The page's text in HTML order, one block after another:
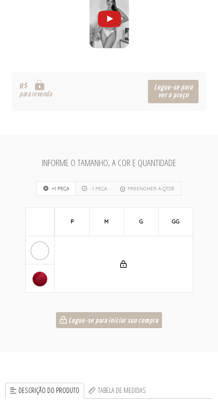
R$
para revenda
Logue-se para
ver o preço
INFORME O TAMANHO, A COR E QUANTIDADE
+1 PEÇA -1 PEÇA PREENCHER A QTDE
P M G GG
Logue-se para iniciar sua compra
DESCRIÇÃO DO PRODUTO TABELA DE MEDIDAS